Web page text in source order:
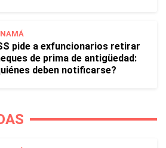
pide a exfuncionarios retirar
de prima de antigüedad:
deben notificarse?